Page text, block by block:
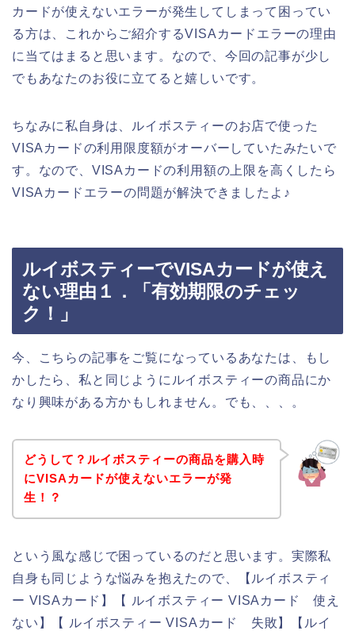
カードが使えないエラーが発生してしまって困ってい
る方は、これからご紹介するVISAカードエラーの理由
に当てはまると思います。なので、今回の記事が少し
でもあなたのお役に立てると嬉しいです。
ちなみに私自身は、ルイボスティーのお店で使った
VISAカードの利用限度額がオーバーしていたみたいで
す。なので、VISAカードの利用額の上限を高くしたら
VISAカードエラーの問題が解決できましたよ♪
ルイボスティーでVISAカードが使え
ない理由１．「有効期限のチェッ
ク！」
今、こちらの記事をご覧になっているあなたは、もし
かしたら、私と同じようにルイボスティーの商品にか
なり興味がある方かもしれません。でも、、、。
どうして？ルイボスティーの商品を購入時
にVISAカードが使えないエラーが発
生！？
という風な感じで困っているのだと思います。実際私
自身も同じような悩みを抱えたので、【ルイボスティ
ー VISAカード】【 ルイボスティー VISAカード 使え
ない】【 ルイボスティー VISAカード 失敗】【ルイ